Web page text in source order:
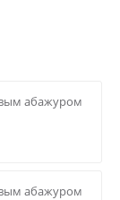
абажуром
абажуром